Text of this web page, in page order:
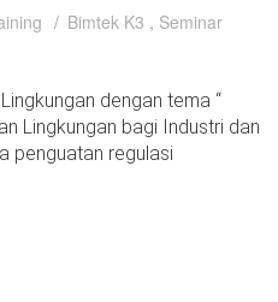
Bimtek K3 , Seminar
dengan tema “
Lingkungan bagi Industri dan
penguatan regulasi